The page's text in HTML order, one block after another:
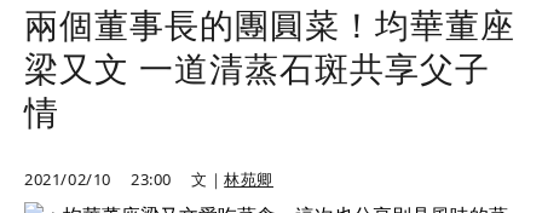
兩個董事長的團圓菜！均華董座
梁又文 一道清蒸石斑共享父子
情
2021/02/10 23:00 文｜林苑卿